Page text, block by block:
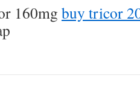
160mg buy tricor